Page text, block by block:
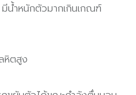
น้ำหนักตัวมากเกินเกณฑ์
หิตสูง